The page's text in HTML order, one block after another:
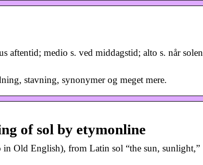
aftentid; medio s. ved middagstid; alto s. når solen
stavning, synonymer og meget mere.
of sol by etymonline
Old English), from Latin sol “the sun, sunlight,”